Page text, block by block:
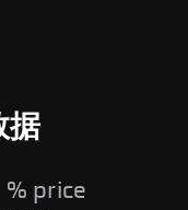
据
% price